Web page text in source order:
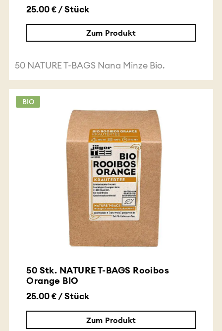
25.00 € / Stück
Zum Produkt
50 NATURE T-BAGS Nana Minze Bio.
BIO
50 Stk. NATURE T-BAGS Rooibos
Orange BIO
25.00 € / Stück
Zum Produkt